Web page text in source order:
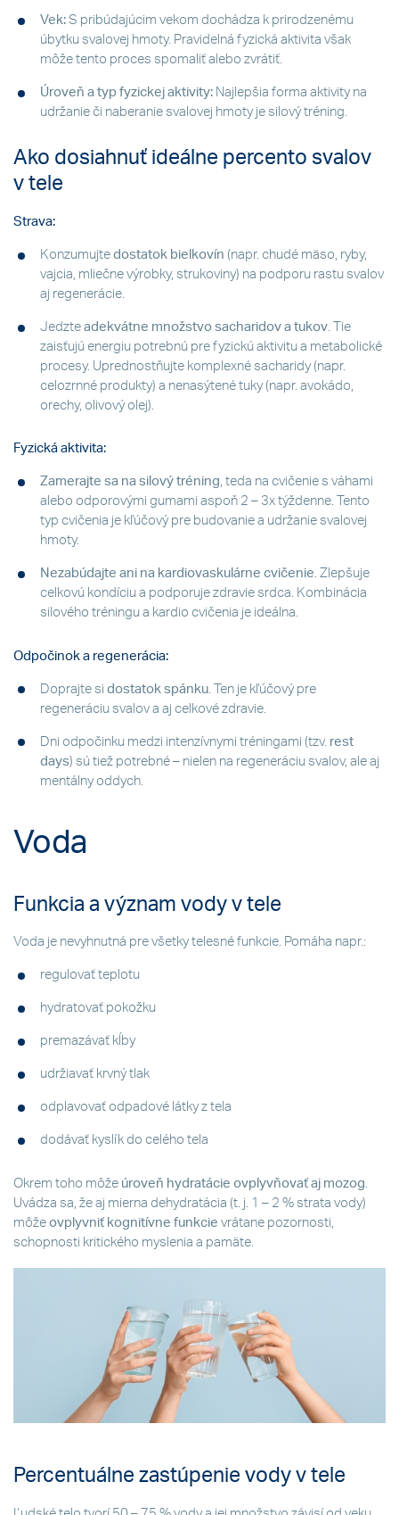
Vek: S pribúdajúcim vekom dochádza k prirodzenému
úbytku svalovej hmoty. Pravidelná fyzická aktivita však
môže tento proces spomaliť alebo zvrátiť.
Úroveň a typ fyzickej aktivity: Najlepšia forma aktivity na
udržanie či naberanie svalovej hmoty je silový tréning.
Ako dosiahnuť ideálne percento svalov
v tele
Strava:
Konzumujte dostatok bielkovín (napr. chudé mäso, ryby,
vajcia, mliečne výrobky, strukoviny) na podporu rastu svalov
aj regenerácie.
Jedzte adekvátne množstvo sacharidov a tukov. Tie
zaisťujú energiu potrebnú pre fyzickú aktivitu a metabolické
procesy. Uprednostňujte komplexné sacharidy (napr.
celozrnné produkty) a nenasýtené tuky (napr. avokádo,
orechy, olivový olej).
Fyzická aktivita:
Zamerajte sa na silový tréning, teda na cvičenie s váhami
alebo odporovými gumami aspoň 2 – 3x týždenne. Tento
typ cvičenia je kľúčový pre budovanie a udržanie svalovej
hmoty.
Nezabúdajte ani na kardiovaskulárne cvičenie. Zlepšuje
celkovú kondíciu a podporuje zdravie srdca. Kombinácia
silového tréningu a kardio cvičenia je ideálna.
Odpočinok a regenerácia:
Doprajte si dostatok spánku . Ten je kľúčový pre
regeneráciu svalov a aj celkové zdravie.
Dni odpočinku medzi intenzívnymi tréningami (tzv. rest
days) sú tiež potrebné – nielen na regeneráciu svalov, ale aj
mentálny oddych.
Voda
Funkcia a význam vody v tele
Voda je nevyhnutná pre všetky telesné funkcie. Pomáha napr.:
regulovať teplotu
hydratovať pokožku
premazávať kĺby
udržiavať krvný tlak
odplavovať odpadové látky z tela
dodávať kyslík do celého tela
Okrem toho môže úroveň hydratácie ovplyvňovať aj mozog
Uvádza sa, že aj mierna dehydratácia (t. j. 1 – 2 % strata vody)
môže ovplyvniť kognitívne funkcie vrátane pozornosti,
schopnosti kritického myslenia a pamäte.
Percentuálne zastúpenie vody v tele